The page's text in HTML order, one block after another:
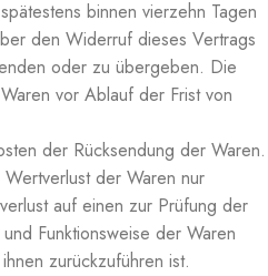
binnen vierzehn Tagen
den Widerruf dieses Vertrags
oder zu übergeben. Die
vor Ablauf der Frist von
der Rücksendung der Waren.
der Waren nur
auf einen zur Prüfung der
Funktionsweise der Waren
zurückzuführen ist.